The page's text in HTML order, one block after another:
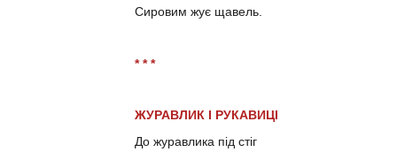
Сировим жує щавель.
* * *
ЖУРАВЛИК І РУКАВИЦІ
До журавлика під стіг